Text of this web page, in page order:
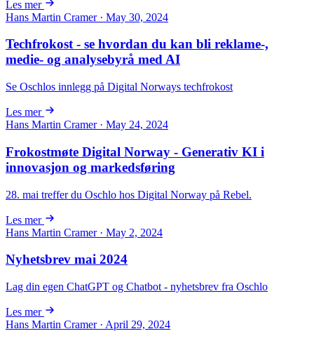
Les mer
Hans Martin Cramer · May 30, 2024
Techfrokost - se hvordan du kan bli reklame-,
medie- og analysebyrå med AI
Se Oschlos innlegg på Digital Norways techfrokost
Les mer
Hans Martin Cramer · May 24, 2024
Frokostmøte Digital Norway - Generativ KI i
innovasjon og markeds­føring
28. mai treffer du Oschlo hos Digital Norway på Rebel.
Les mer
Hans Martin Cramer · May 2, 2024
Nyhetsbrev mai 2024
Lag din egen ChatGPT og Chatbot - nyhetsbrev fra Oschlo
Les mer
Hans Martin Cramer · April 29, 2024